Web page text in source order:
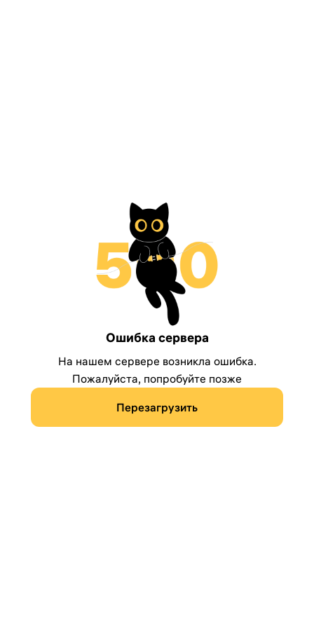
Ошибка сервера
На нашем сервере возникла ошибка.
Пожалуйста, попробуйте позже
Перезагрузить